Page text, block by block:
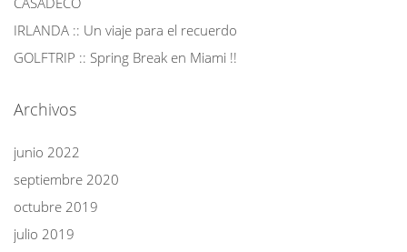
IRLANDA :: Un viaje para el recuerdo
GOLFTRIP :: Spring Break en Miami !!
Archivos
junio 2022
septiembre 2020
octubre 2019
julio 2019